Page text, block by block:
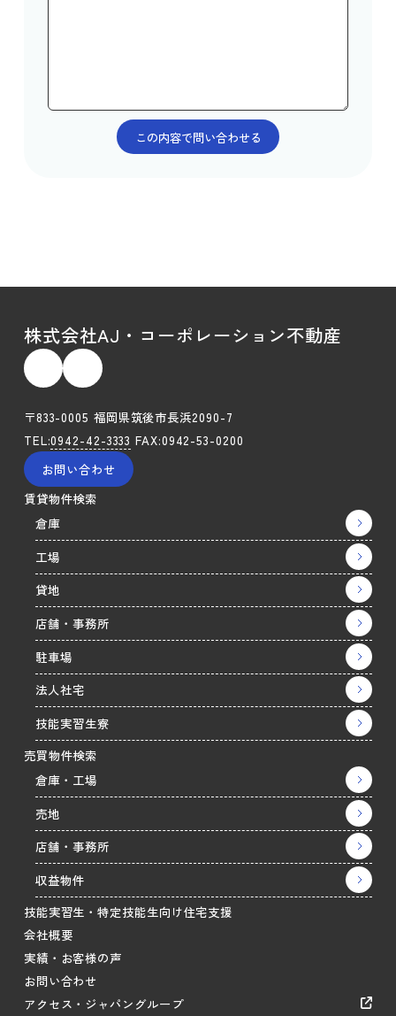
株式会社AJ・コーポレーション不動産
〒833-0005 福岡県筑後市長浜2090-7
TEL:0942-42-3333 FAX:0942-53-0200
お問い合わせ
賃貸物件検索
倉庫
工場
貸地
店舗・事務所
駐車場
法人社宅
技能実習生寮
売買物件検索
倉庫・工場
売地
店舗・事務所
収益物件
技能実習生・特定技能生向け住宅支援
会社概要
実績・お客様の声
お問い合わせ
アクセス・ジャパングループ